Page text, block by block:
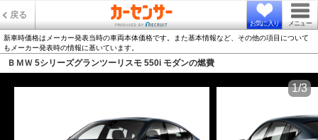
戻る
お気に入り メニュー
新車時価格はメーカー発表当時の車両本体価格です。また基本情報など、その他の項目について
もメーカー発表時の情報に基いています。
ＢＭＷ 5シリーズグランツーリスモ 550i モダンの燃費
1/3